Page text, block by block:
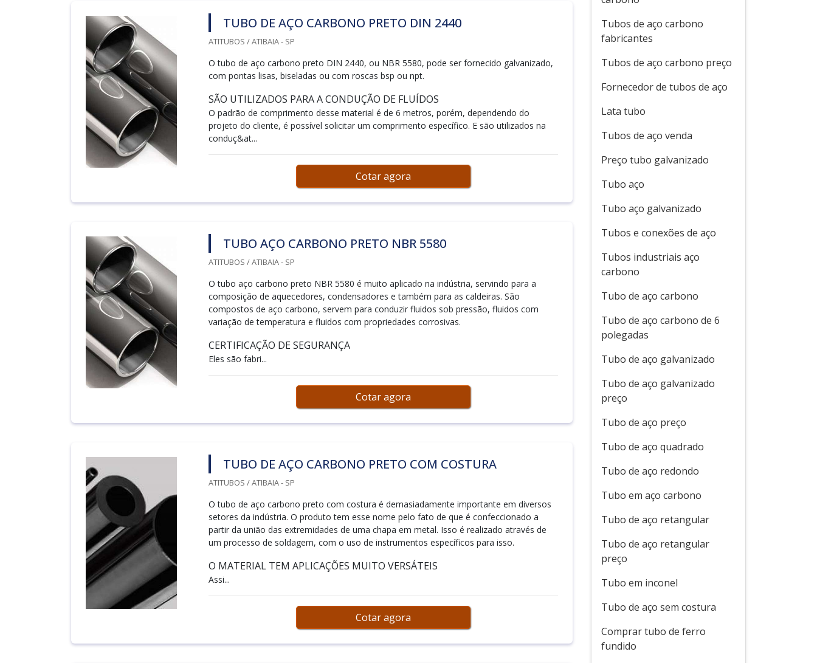
TUBO DE AÇO CARBONO PRETO DIN 2440
ATITUBOS / ATIBAIA - SP
O tubo de aço carbono preto DIN 2440, ou NBR 5580, pode ser fornecido galvanizado,
com pontas lisas, biseladas ou com roscas bsp ou npt.
SÃO UTILIZADOS PARA A CONDUÇÃO DE FLUÍDOS
O padrão de comprimento desse material é de 6 metros, porém, dependendo do
projeto do cliente, é possível solicitar um comprimento específico. E são utilizados na
conduç&at...
Cotar agora
TUBO AÇO CARBONO PRETO NBR 5580
ATITUBOS / ATIBAIA - SP
O tubo aço carbono preto NBR 5580 é muito aplicado na indústria, servindo para a
composição de aquecedores, condensadores e também para as caldeiras. São
compostos de aço carbono, servem para conduzir fluidos sob pressão, fluidos com
variação de temperatura e fluidos com propriedades corrosivas.
CERTIFICAÇÃO DE SEGURANÇA
Eles são fabri...
Cotar agora
TUBO DE AÇO CARBONO PRETO COM COSTURA
ATITUBOS / ATIBAIA - SP
O tubo de aço carbono preto com costura é demasiadamente importante em diversos
setores da indústria. O produto tem esse nome pelo fato de que é confeccionado a
partir da união das extremidades de uma chapa em metal. Isso é realizado através de
um processo de soldagem, com o uso de instrumentos específicos para isso.
O MATERIAL TEM APLICAÇÕES MUITO VERSÁTEIS
Assi...
Cotar agora
Tubos de aço carbono
fabricantes
Tubos de aço carbono preço
Fornecedor de tubos de aço
Lata tubo
Tubos de aço venda
Preço tubo galvanizado
Tubo aço
Tubo aço galvanizado
Tubos e conexões de aço
Tubos industriais aço
carbono
Tubo de aço carbono
Tubo de aço carbono de 6
polegadas
Tubo de aço galvanizado
Tubo de aço galvanizado
preço
Tubo de aço preço
Tubo de aço quadrado
Tubo de aço redondo
Tubo em aço carbono
Tubo de aço retangular
Tubo de aço retangular
preço
Tubo em inconel
Tubo de aço sem costura
Comprar tubo de ferro
fundido